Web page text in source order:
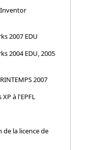
2007 EDU
2004 EDU, 2005
2007
à l'EPFL
la licence de